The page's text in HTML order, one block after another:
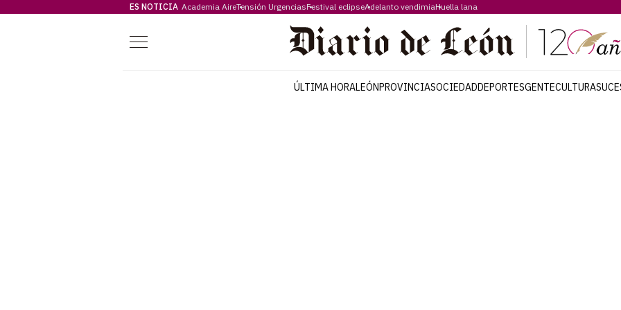
ES NOTICIA Academia AireTensión UrgenciasFestival eclipseAdelanto vendimiaHuella lana
Menú
ÚLTIMA HORALEÓNPROVINCIASOCIEDADDEPORTESGENTECULTURA